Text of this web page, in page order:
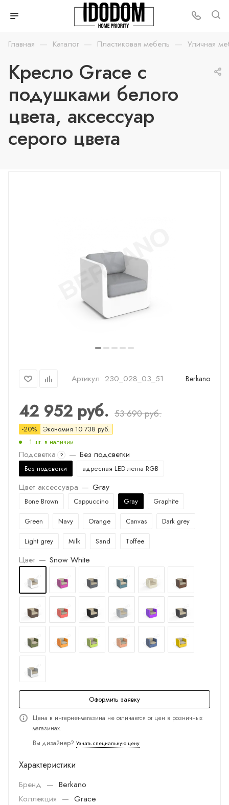
Главная — Каталог — Пластиковая мебель — Уличная
Кресло Grace с
подушками белого
цвета, аксессуар
серого цвета
Артикул: 230_028_03_51 Berkano
42 952 руб. 53 690руб.
-20% Экономия 10 738 руб.
1 шт. в наличии
Подсветка ? — Без подсветки
Без подсветки адресная LED лента RGB
Цвет аксессуара — Gray
Bone Brown Cappuccino Gray Graphite
Green Navy Orange Canvas Dark grey
Light grey Milk Sand Toffee
Цвет — Snow White
Оформить заявку
Цена в интернет-магазина не отличается от цен в розничных
магазинах.
Вы дизайнер? Узнать специальную цену
Характеристики
Бренд — Berkano
Коллекция — Grace